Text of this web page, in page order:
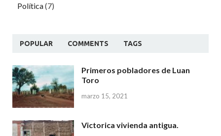
Política(7)
POPULAR COMMENTS TAGS
Primeros pobladores de Luan
Toro
marzo 15, 2021
Victorica vivienda antigua.